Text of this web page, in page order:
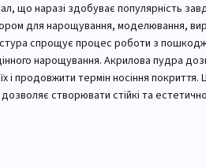
що наразі здобуває популярність
для нарощування, моделювання,
спрощує процес роботи з
нарощування. Акрилова пудра
і продовжити термін носіння
створювати стійкі та